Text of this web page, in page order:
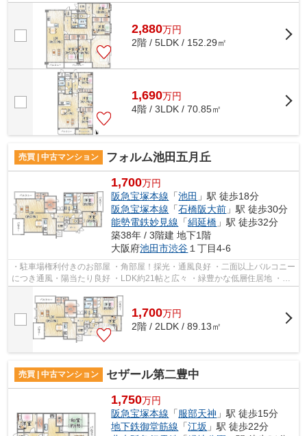
2,880万円
2階 / 5LDK / 152.29㎡
1,690万円
4階 / 3LDK / 70.85㎡
売買 | 中古マンション フォルム池田五月丘
1,700万円
阪急宝塚本線 「池田 」駅 徒歩18分
阪急宝塚本線 「石橋阪大前 」駅 徒歩30分
能勢電鉄妙見線 「絹延橋 」駅 徒歩32分
築38年 / 3階建 地下1階
大阪府池田市渋谷 １丁目4-6
・駐車場権利付きのお部屋 ・角部屋！採光・通風良好 ・二面以上バルコニー
につき通風・陽当たり良好 ・LDK約21帖と広々 ・緑豊かな低層住居地 ・秦
野小学校・渋谷中学校
1,700万円
2階 / 2LDK / 89.13㎡
売買 | 中古マンション セザール第二豊中
1,750万円
阪急宝塚本線 「服部天神 」駅 徒歩15分
地下鉄御堂筋線 「江坂 」駅 徒歩22分